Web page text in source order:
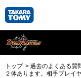
トップ 過去のよくある質
２体あります。相手プレイ